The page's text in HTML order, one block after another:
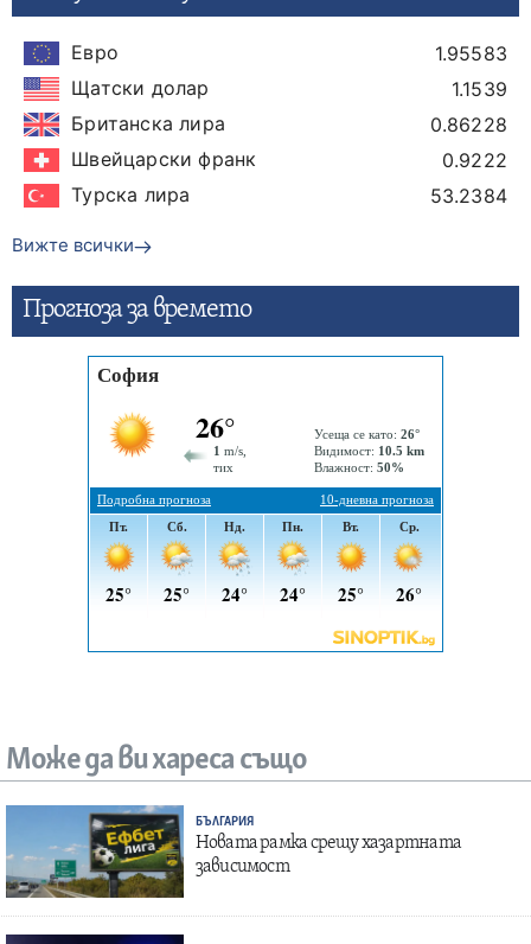
Евро
1.95583
Щатски долар
1.1539
Британска лира
0.86228
Швейцарски франк
0.9222
Турска лира
53.2384
Вижте всички
Прогнозa за времето
Може да ви хареса също
БЪЛГАРИЯ
Новата рамка срещу хазартната
зависимост